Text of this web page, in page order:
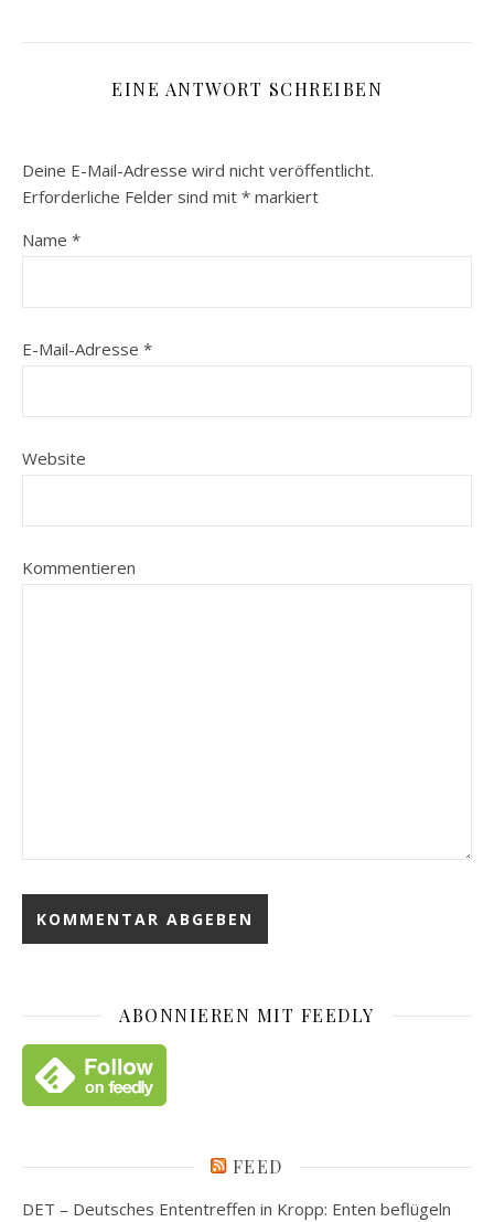
EINE ANTWORT SCHREIBEN
Deine E-Mail-Adresse wird nicht veröffentlicht.
Erforderliche Felder sind mit * markiert
Name *
E-Mail-Adresse *
Website
Kommentieren
ABONNIEREN MIT FEEDLY
FEED
DET – Deutsches Ententreffen in Kropp: Enten beflügeln